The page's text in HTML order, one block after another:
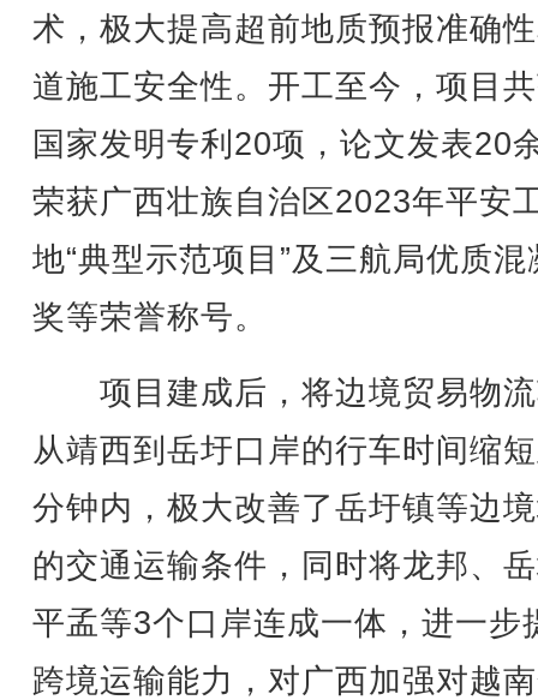
术，极大提高超前地质预报准确
道施工安全性。开工至今，项目
国家发明专利20项，论文发表20
荣获广西壮族自治区2023年平安
地“典型示范项目”及三航局优质混
奖等荣誉称号。
项目建成后，将边境贸易物
从靖西到岳圩口岸的行车时间缩
分钟内，极大改善了岳圩镇等边
的交通运输条件，同时将龙邦、
平孟等3个口岸连成一体，进一步
跨境运输能力，对广西加强对越